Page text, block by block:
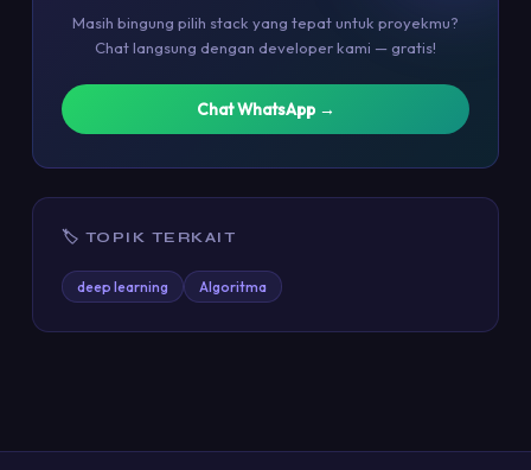
Masih bingung pilih stack yang tepat untuk proyekmu?
Chat langsung dengan developer kami — gratis!
Chat WhatsApp →
🏷 TOPIK TERKAIT
deep learning Algoritma